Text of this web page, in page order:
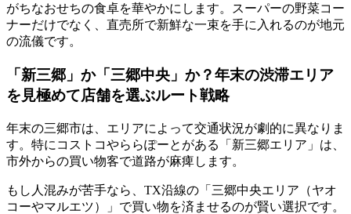
がちなおせちの食卓を華やかにします。スーパーの野菜コー
ナーだけでなく、直売所で新鮮な一束を手に入れるのが地元
の流儀です。
「新三郷」か「三郷中央」か？年末の渋滞エリア
を見極めて店舗を選ぶルート戦略
年末の三郷市は、エリアによって交通状況が劇的に異なりま
す。特にコストコやららぽーとがある「新三郷エリア」は、
市外からの買い物客で道路が麻痺します。
もし人混みが苦手なら、TX沿線の 「三郷中央エリア（ヤオ
コーやマルエツ）」で買い物を済ませるのが賢い選択です。